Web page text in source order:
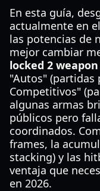
En esta guía,
actualmente en
las potencias de
mejor cambiar
locked 2
"Autos" (partidas
Competitivos"
algunas armas
públicos pero
coordinados.
frames, la
stacking) y las
ventaja que
en 2026.